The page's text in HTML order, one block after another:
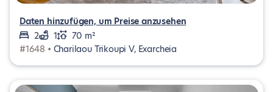
Daten hinzufügen, um Preise anzusehen
2
1
70 m²
#1648 • Charilaou Trikoupi V, Exarcheia